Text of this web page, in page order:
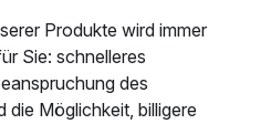
Produkte wird immer
Sie: schnelleres
des
die Möglichkeit, billigere